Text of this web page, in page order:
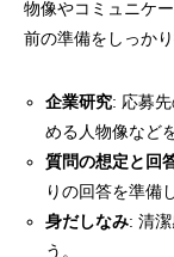
物像やコミュニケ
前の準備をしっか
企業研究: 応募
める人物像など
質問の想定と回
りの回答を準備
身だしなみ: 清
う。